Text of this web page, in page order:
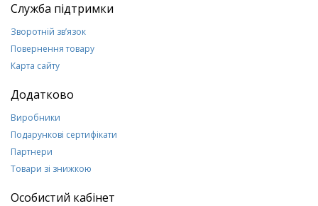
Служба підтримки
Зворотній зв’язок
Повернення товару
Карта сайту
Додатково
Виробники
Подарункові сертифікати
Партнери
Товари зі знижкою
Особистий кабінет